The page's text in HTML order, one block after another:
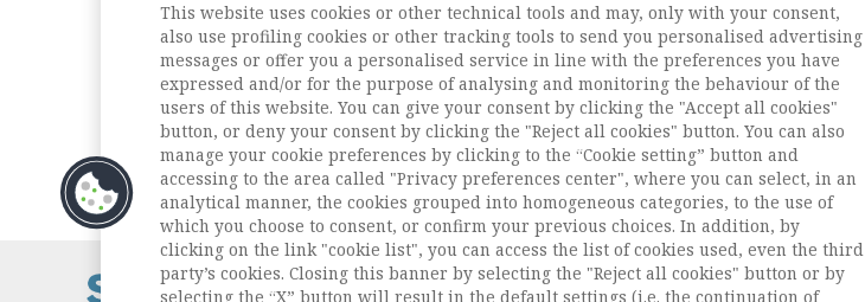
Contatti / Contacts
This website uses cookies or other technical tools and may, only with your consent,
also use profiling cookies or other tracking tools to send you personalised advertising
messages or offer you a personalised service in line with the preferences you have
expressed and/or for the purpose of analysing and monitoring the behaviour of the
users of this website. You can give your consent by clicking the "Accept all cookies"
button, or deny your consent by clicking the "Reject all cookies" button. You can also
manage your cookie preferences by clicking to the “Cookie setting” button and
accessing to the area called "Privacy preferences center", where you can select, in an
analytical manner, the cookies grouped into homogeneous categories, to the use of
which you choose to consent, or confirm your previous choices. In addition, by
clicking on the link "cookie list", you can access the list of cookies used, even the third
party’s cookies. Closing this banner by selecting the "Reject all cookies" button or by
selecting the “X” button will result in the default settings (i.e. the continuation of